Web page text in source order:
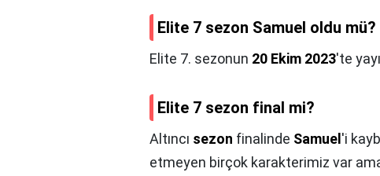
Elite 7 sezon Samuel oldu mü?
Elite 7. sezonun 20 Ekim 2023'te
Elite 7 sezon final mi?
Altıncı sezon finalinde Samuel 'i
etmeyen birçok karakterimiz var